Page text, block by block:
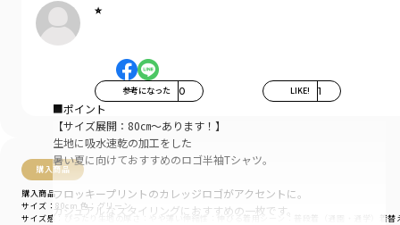
⭐︎
参考になった 0 LIKE! 1
購入商品
購入商品
サイズ感 着
サイズ：80cm 色：グリーン
■ポイント
【サイズ展開：80㎝～あります！】
生地に吸水速乾の加工をした
暑い夏に向けておすすめのロゴ半袖Tシャツ。
フロッキープリントのカレッジロゴがアクセントに。
カジュアルなスタイリングにおすすめの一枚です。